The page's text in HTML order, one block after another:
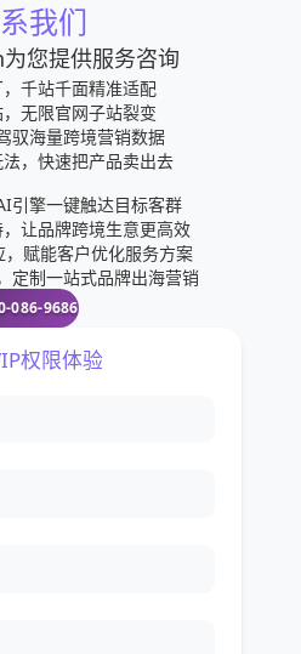
我们
您提供服务咨询
千站千面精准适配
无限官网子站裂变
驭海量跨境营销数据
，快速把产品卖出去
引擎一键触达目标客群
让品牌跨境生意更高效
赋能客户优化服务方案
定制一站式品牌出海营销
086-9686